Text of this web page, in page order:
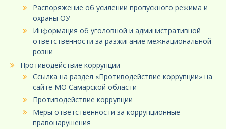
Распоряжение об усилении пропускного режима и
охраны ОУ
Информация об уголовной и административной
ответственности за разжигание межнациональной
розни
Противодействие коррупции
Ссылка на раздел «Противодействие коррупции» на
сайте МО Самарской области
Противодействие коррупции
Меры ответственности за коррупционные
правонарушения